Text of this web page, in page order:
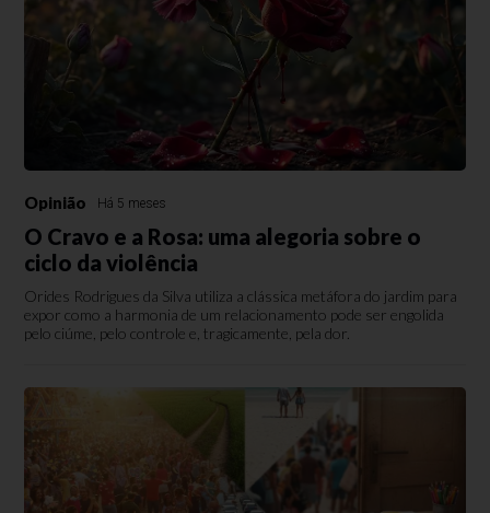
Opinião Há 5 meses
O Cravo e a Rosa: uma alegoria sobre o
ciclo da violência
Orides Rodrigues da Silva utiliza a clássica metáfora do jardim para
expor como a harmonia de um relacionamento pode ser engolida
pelo ciúme, pelo controle e, tragicamente, pela dor.